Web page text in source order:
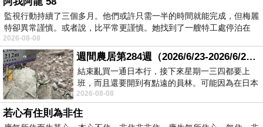
監視行動持續了三個多月。他們或許只需一半的時間就能完成，但梅麗
特卻異常謹慎。或者說，比平常更謹慎。她找到了一艘特工處停泊在
2026-08-08
週間農居第284週（2026/6/23-2026/6/24) 夏至 金黃稻浪洋溢豐收喜悅
結束亂買一通日本行，接下來星期一三四都要上
班，而且還要開到有點遠的員林。可能因為在日本
花不少錢，星期一出門上班時，心裡沒有一
2026-08-08
若心有住則為非住